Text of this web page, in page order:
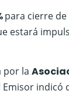
para cierre
estará
por la
indicó